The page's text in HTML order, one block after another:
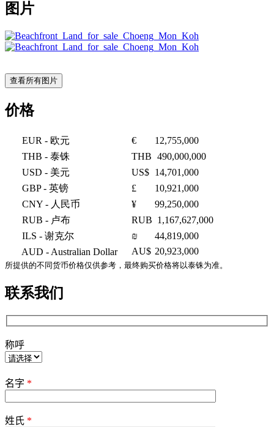
图片
查看所有图片
价格
EUR - 欧元 €
12,755,000
THB - 泰铢 THB 490,000,000
USD - 美元 US$ 14,701,000
GBP- 英镑 £
10,921,000
CNY - 人民币 ¥
99,250,000
RUB - 卢布 RUB 1,167,627,000
ILS - 谢克尔 ₪
44,819,000
AUD - Australian Dollar AU$ 20,923,000
所提供的不同货币价格仅供参考，最终购买价格将以泰铢为准。
联系我们
称呼
leave
this
field
empty.
名字 *
姓氏 *